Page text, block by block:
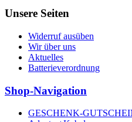
Unsere Seiten
Widerruf ausüben
Wir über uns
Aktuelles
Batterieverordnung
Shop-Navigation
GESCHENK-